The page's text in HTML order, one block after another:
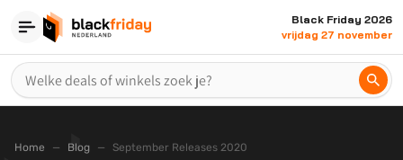
Black Friday 2026
vrijdag 27 november
Home Blog September Releases 2020